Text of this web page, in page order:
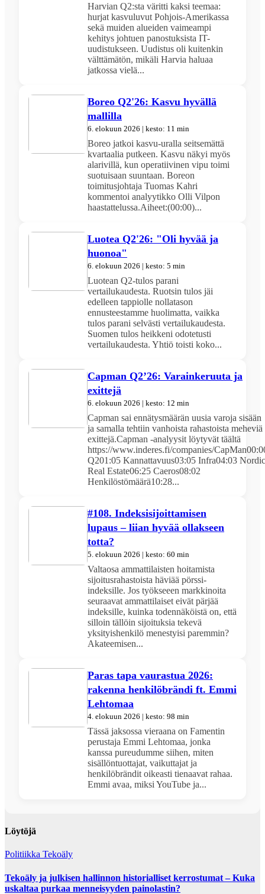
Harvian Q2:sta väritti kaksi teemaa:
hurjat kasvuluvut Pohjois-Amerikassa
sekä muiden alueiden vaimeampi
kehitys johtuen panostuksista IT-
uudistukseen. Uudistus oli kuitenkin
välttämätön, mikäli Harvia haluaa
jatkossa vielä...
Boreo Q2'26: Kasvu hyvällä
mallilla
6. elokuun 2026 | kesto: 11 min
Boreo jatkoi kasvu-uralla seitsemättä
kvartaalia putkeen. Kasvu näkyi myös
alarivillä, kun operatiivinen vipu toimi
suotuisaan suuntaan. Boreon
toimitusjohtaja Tuomas Kahri
kommentoi analyytikko Olli Vilpon
haastattelussa.Aiheet:(00:00)...
Luotea Q2'26: "Oli hyvää ja
huonoa"
6. elokuun 2026 | kesto: 5 min
Luotean Q2‑tulos parani
vertailukaudesta. Ruotsin tulos jäi
edelleen tappiolle nollatason
ennusteestamme huolimatta, vaikka
tulos parani selvästi vertailukaudesta.
Suomen tulos heikkeni odotetusti
vertailukaudesta. Yhtiö toisti koko...
Capman Q2’26: Varainkeruuta ja
exittejä
6. elokuun 2026 | kesto: 12 min
Capman sai ennätysmäärän uusia varoja sisään
ja samalla tehtiin vanhoista rahastoista meheviä
exittejä.Capman -analyysit löytyvät täältä
https://www.inderes.fi/companies/
Q201:05 Kannattavuus03:05 Infra04:03 Nordic
Real Estate06:25 Caeros08:02
Henkilöstömäärä10:28...
#108. Indeksisijoittamisen
lupaus – liian hyvää ollakseen
totta?
5. elokuun 2026 | kesto: 60 min
Valtaosa ammattilaisten hoitamista
sijoitusrahastoista häviää pörssi-
indeksille. Jos työkseeen markkinoita
seuraavat ammattilaiset eivät pärjää
indeksille, kuinka todennäköistä on, että
silloin tällöin sijoituksia tekevä
yksityishenkilö menestyisi paremmin?
Akateemisen...
Paras tapa vaurastua 2026:
rakenna henkilöbrändi ft. Emmi
Lehtomaa
4. elokuun 2026 | kesto: 98 min
Tässä jaksossa vieraana on Famentin
perustaja Emmi Lehtomaa, jonka
kanssa pureudumme siihen, miten
sisällöntuottajat, vaikuttajat ja
henkilöbrändit oikeasti tienaavat rahaa.
Emmi avaa, miksi YouTube ja...
Löytöjä
Politiikka Tekoäly
Tekoäly ja julkisen hallinnon historialliset kerrostumat – Kuka
uskaltaa purkaa menneisyyden painolastin?